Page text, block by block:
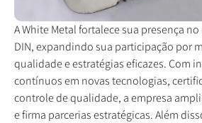
A White Metal fortalece sua presença
DIN, expandindo sua participação por
qualidade e estratégias eficazes. Com
contínuos em novas tecnologias,
controle de qualidade, a empresa
e firma parcerias estratégicas. Além